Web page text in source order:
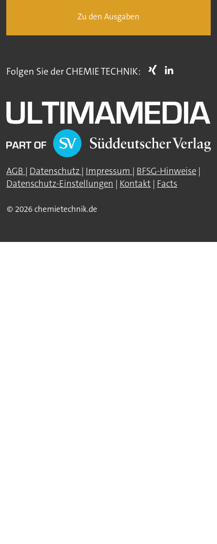
Zu den Ausgaben
Folgen Sie der CHEMIE TECHNIK:
AGB | Datenschutz | Impressum | BFSG-Hinweise |
Datenschutz-Einstellungen | Kontakt | Facts
© 2026 chemietechnik.de